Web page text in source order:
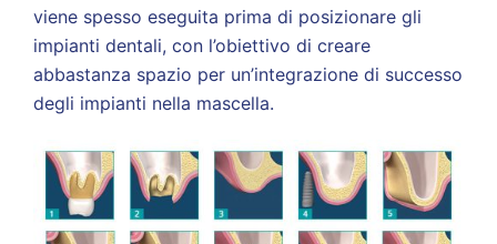
viene spesso eseguita prima di posizionare gli
impianti dentali, con l’obiettivo di creare
abbastanza spazio per un’integrazione di successo
degli impianti nella mascella.